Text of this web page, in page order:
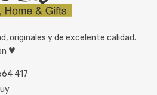
originales y de excelente calidad.
♥
417